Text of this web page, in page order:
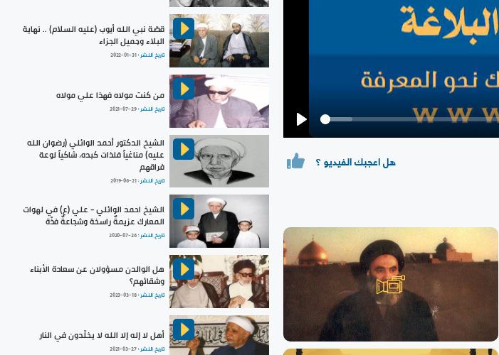
Play
هل اعجبك الفيديو ؟
قصّة نبي الله أيوب (عليه السلام) .. نهاية
البلاء وجميل الجزاء
تاريخ النشر :2022-01-31
من كنت مولاه فهذا علي مولاه
تاريخ النشر :2021-07-29
الشيخ الدكتور أحمد الوائلي (رضوان الله
عليه) مناغياً فلذات كبده، شاكياً لوعة
فراقهم
تاريخ النشر :2019-06-21
الشيخ احمد الوائلي - علي (ع) في لهوات
المعارك عزيمةٌ راسخة وشجاعةٌ فذّة
تاريخ النشر :2020-07-26
هل الوالدن مسؤولان عن سعادة الأبناء
وشقائهم؟
تاريخ النشر :2023-03-18
أهل لا إله إلا الله لا يخلّدون في النار
تاريخ النشر :2021-03-27